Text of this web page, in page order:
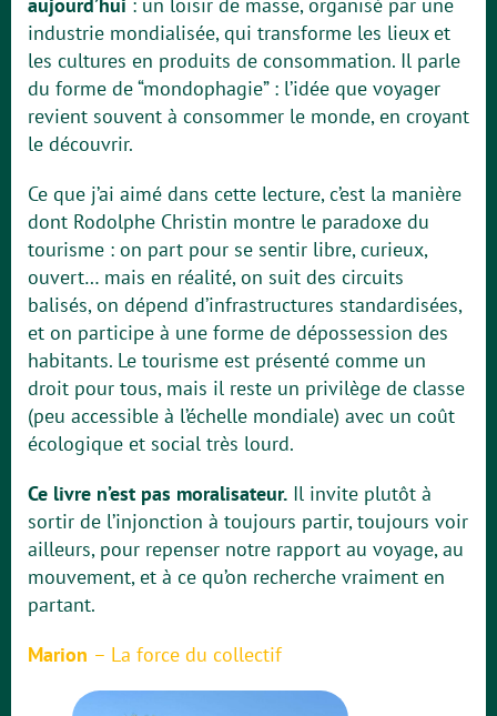
aujourd’hui : un loisir de masse, organisé par une
industrie mondialisée, qui transforme les lieux et
les cultures en produits de consommation. Il parle
du forme de “mondophagie” : l’idée que voyager
revient souvent à consommer le monde, en croyant
le découvrir.
Ce que j’ai aimé dans cette lecture, c’est la manière
dont Rodolphe Christin montre le paradoxe du
tourisme : on part pour se sentir libre, curieux,
ouvert… mais en réalité, on suit des circuits
balisés, on dépend d’infrastructures standardisées,
et on participe à une forme de dépossession des
habitants. Le tourisme est présenté comme un
droit pour tous, mais il reste un privilège de classe
(peu accessible à l’échelle mondiale) avec un coût
écologique et social très lourd.
Ce livre n’est pas moralisateur. Il invite plutôt à
sortir de l’injonction à toujours partir, toujours voir
ailleurs, pour repenser notre rapport au voyage, au
mouvement, et à ce qu’on recherche vraiment en
partant.
Marion – La force du collectif